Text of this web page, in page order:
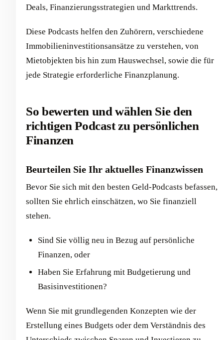
Deals, Finanzierungsstrategien und Markttrends.
Diese Podcasts helfen den Zuhörern, verschiedene
Immobilieninvestitionsansätze zu verstehen, von
Mietobjekten bis hin zum Hauswechsel, sowie die für
jede Strategie erforderliche Finanzplanung.
So bewerten und wählen Sie den
richtigen Podcast zu persönlichen
Finanzen
Beurteilen Sie Ihr aktuelles Finanzwissen
Bevor Sie sich mit den besten Geld-Podcasts befassen,
sollten Sie ehrlich einschätzen, wo Sie finanziell
stehen.
Sind Sie völlig neu in Bezug auf persönliche
Finanzen, oder
Haben Sie Erfahrung mit Budgetierung und
Basisinvestitionen?
Wenn Sie mit grundlegenden Konzepten wie der
Erstellung eines Budgets oder dem Verständnis des